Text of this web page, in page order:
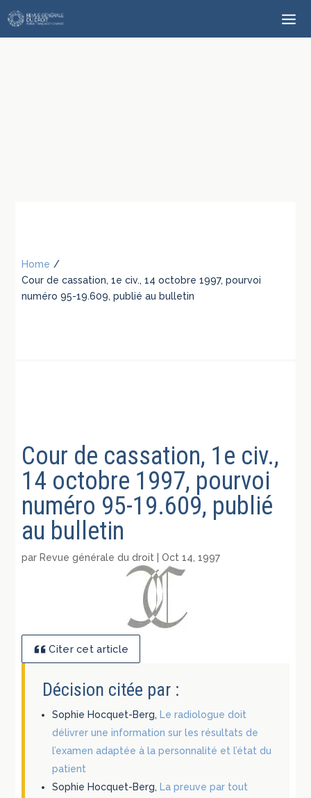
Home /
Cour de cassation, 1e civ., 14 octobre 1997, pourvoi
numéro 95-19.609, publié au bulletin
Cour de cassation, 1e civ.,
14 octobre 1997, pourvoi
numéro 95-19.609, publié
au bulletin
par Revue générale du droit |Oct 14, 1997
Citer cet article
Décision citée par :
Sophie Hocquet-Berg, Le radiologue doit
délivrer une information sur les résultats de
l’examen adaptée à la personnalité et l’état du
patient
Sophie Hocquet-Berg, La preuve par tout